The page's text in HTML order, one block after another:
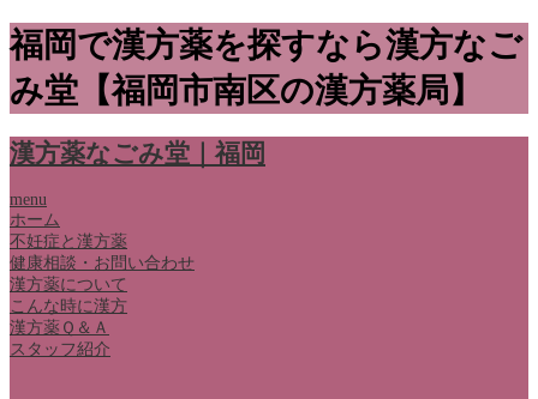
福岡で漢方薬を探すなら漢方なご
み堂【福岡市南区の漢方薬局】
漢方薬なごみ堂｜福岡
menu
ホーム
不妊症と漢方薬
健康相談・お問い合わせ
漢方薬について
こんな時に漢方
漢方薬Ｑ＆Ａ
スタッフ紹介